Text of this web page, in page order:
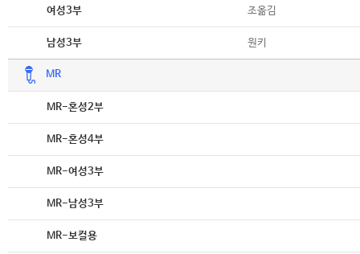
여성3부 조옮김
남성3부 원키
MR
MR-혼성2부
MR-혼성4부
MR-여성3부
MR-남성3부
MR-보컬용